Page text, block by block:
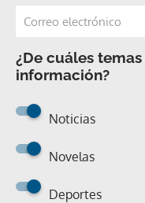
¿De cuáles
información?
Noticias
Novelas
Deportes